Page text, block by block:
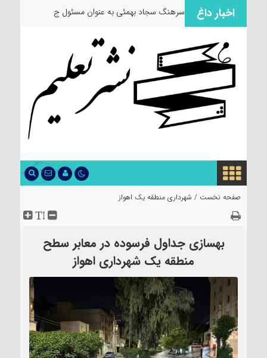
اخبار داغ سرهنگ سجاد بهمئی به عنوان مسئول جدید معا
صفحه نخست / شهرداری منطقه یک اهواز
بهسازی جداول فرسوده در معابر سطح
منطقه یک شهرداری اهواز